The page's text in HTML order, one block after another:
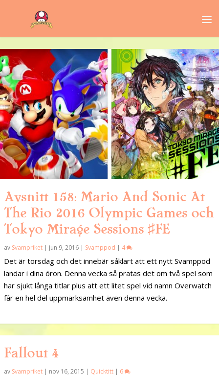
Avsnitt 158: Mario And Sonic At
The Rio 2016 Olympic Games och
Tokyo Mirage Sessions ♯FE
av Svampriket | jun 9, 2016 | Svamppod | 4
Det är torsdag och det innebär såklart att ett nytt Svamppod
landar i dina öron. Denna vecka så pratas det om två spel som
har sjukt långa titlar plus att ett litet spel vid namn Overwatch
får en hel del uppmärksamhet även denna vecka.
Fallout 4
av Svampriket | nov 16, 2015 | Quicktitt | 6